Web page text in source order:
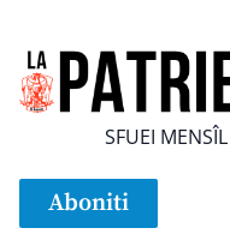
SFUEI
Aboniti